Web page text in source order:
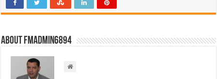
About FMadmin6894